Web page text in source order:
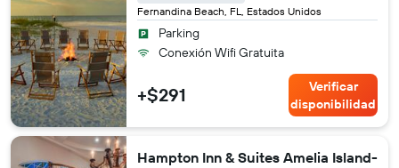
Fernandina Beach, FL, Estados Unidos
Parking
Conexión Wifi Gratuita
+$291
Verificar
disponibilidad
Hampton Inn & Suites Amelia Island-